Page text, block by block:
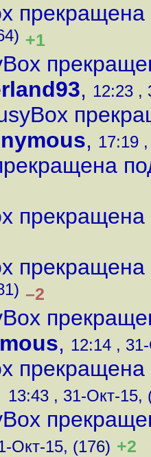
+1
, 12:23 ,
, 17:19
–2
, 12:14 ,
13:43 , 31-Окт-15,
Окт-15, (176) +2